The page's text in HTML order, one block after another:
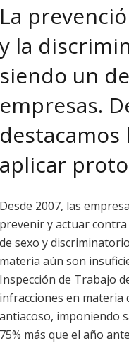
La
y la
siendo un
empresas.
aplicar
Desde 2007, las
prevenir y actuar
de sexo y
materia aún son
Inspección de Trabajo
infracciones en materia
antiacoso, imponiendo
75% más que el año